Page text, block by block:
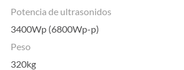
Potencia de ultrasonidos
3400Wp (6800Wp-p)
Peso
320kg